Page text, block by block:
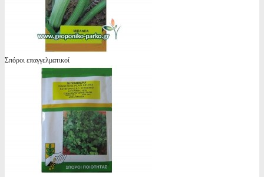
Σπόροι επαγγελματικοί